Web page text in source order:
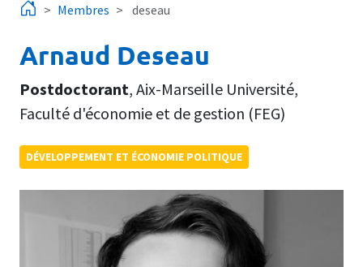
Membres deseau
Arnaud Deseau
Postdoctorant, Aix-Marseille Université,
Faculté d'économie et de gestion (FEG)
DÉVELOPPEMENT ET ÉCONOMIE POLITIQUE